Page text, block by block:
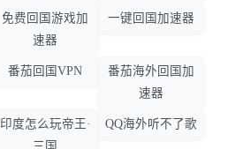
免费回国游戏加
速器
一键回国加速器
番茄回国VPN
番茄海外回国加
速器
印度怎么玩帝王·
三国
QQ海外听不了歌